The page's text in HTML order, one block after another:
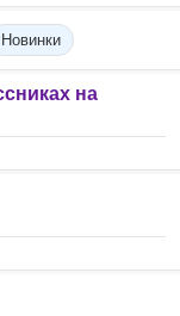
Новинки
на